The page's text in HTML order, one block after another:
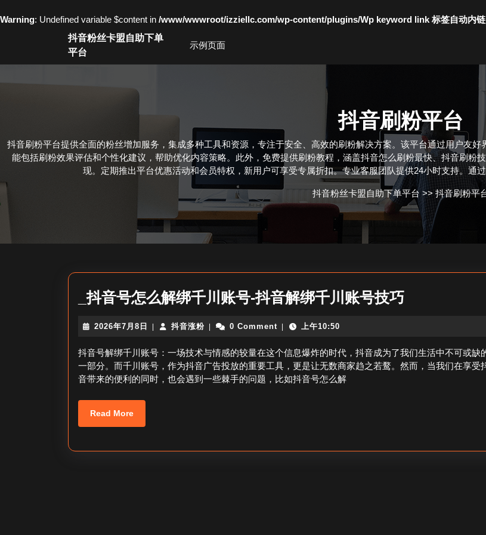
Warning: Undefined variable $content in /www/wwwroot/izziellc.com/wp-content/plugins/Wp keyword link 标签自动内
抖音粉丝卡盟自助下单
平台
示例页面
抖音刷粉平台
抖音刷粉平台提供全面的粉丝增加服务，集成多种工具和资源，专注于安全、高效的刷粉解决方案。该平台通过用户友
能包括刷粉效果评估和个性化建议，帮助优化内容策略。此外，免费提供刷粉教程，涵盖抖音怎么刷粉最快、抖音刷
现。定期推出平台优惠活动和会员特权，新用户可享受专属折扣。专业客服团队提供24小时支持。通
抖音粉丝卡盟自助下单平台>> 抖音刷粉平
_抖音号怎么解绑千川账号-抖音解绑千川账号技巧_
号
怎
2026年7月8日
2026
7
月
8
日
抖音涨粉抖
涨
粉
0 Comment 上午10:50
抖音号解绑千川账号：一场技术与情感的较量在这个信息爆炸的时代，抖音成为了我们生活中不可或缺
一部分。而千川账号，作为抖音广告投放的重要工具，更是让无数商家趋之若鹜。然而，当我们在享受
音带来的便利的同时，也会遇到一些棘手的问题，比如抖音号怎么解
Read MoreRead
More